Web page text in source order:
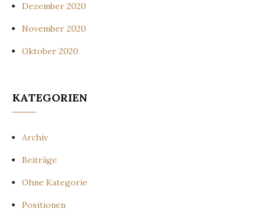
Dezember 2020
November 2020
Oktober 2020
KATEGORIEN
Archiv
Beiträge
Ohne Kategorie
Positionen